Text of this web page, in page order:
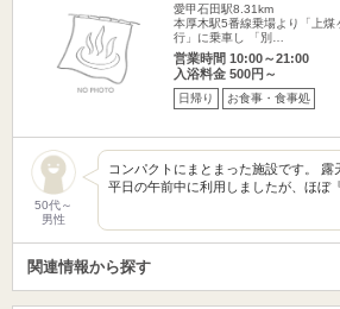
愛甲石田駅8.31km
本厚木駅5番線乗場より「上煤
行」に乗車し 「別…
営業時間 10:00～21:00
入浴料金 500円～
日帰り お食事・食事処
50代～
男性
コンパクトにまとまった施設です。 露
平日の午前中に利用しましたが、ほぼ
関連情報から探す